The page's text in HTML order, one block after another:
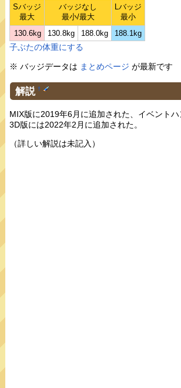
Sバッジ
最大
バッジなし
最小/最大
Lバッジ
最小
130.6kg
130.8kg 188.0kg 188.1kg
子ぶたの体重にする
※ バッジデータは まとめページ が最新です
解説 †
MIX版に2019年6月に追加された、イベントハ
3D版には2022年2月に追加された。
（詳しい解説は未記入）